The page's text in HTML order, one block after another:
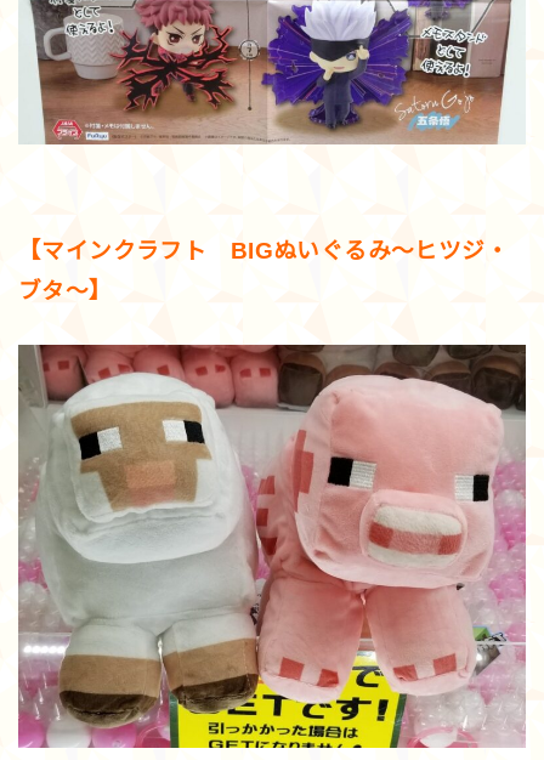
【マインクラフト BIGぬいぐるみ～ヒツジ・
ブタ～】